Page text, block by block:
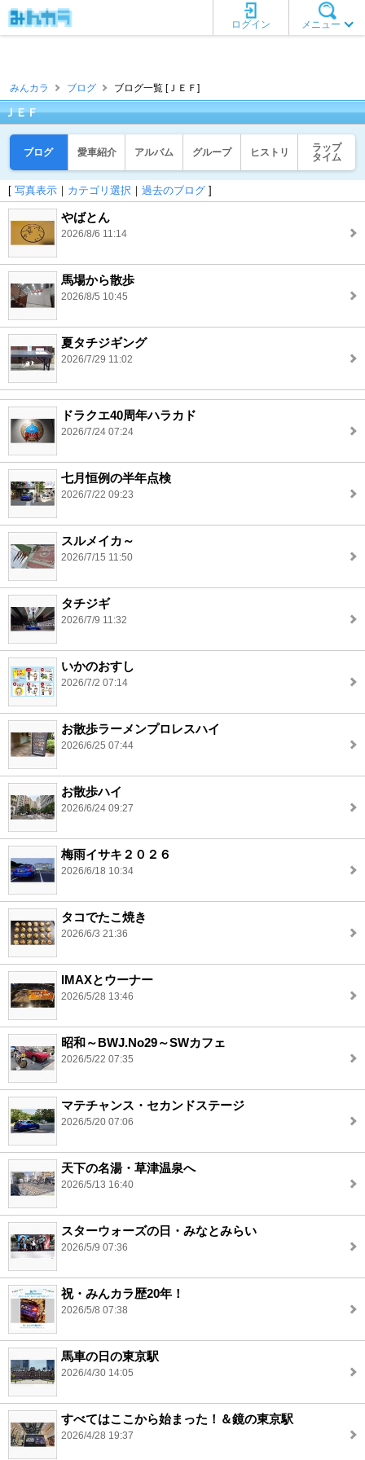
メニュー
ログイン
みんカラ ブログ ブログ一覧 [ＪＥＦ]
ＪＥＦ
ブログ 愛車紹介 アルバム グループ ヒストリ
ラップ
タイム
[ 写真表示 ｜ カテゴリ選択 ｜ 過去のブログ ]
やばとん
2026/8/6 11:14
馬場から散歩
2026/8/5 10:45
夏タチジギング
2026/7/29 11:02
ドラクエ40周年ハラカド
2026/7/24 07:24
七月恒例の半年点検
2026/7/22 09:23
スルメイカ～
2026/7/15 11:50
タチジギ
2026/7/9 11:32
いかのおすし
2026/7/2 07:14
お散歩ラーメンプロレスハイ
2026/6/25 07:44
お散歩ハイ
2026/6/24 09:27
梅雨イサキ２０２６
2026/6/18 10:34
タコでたこ焼き
2026/6/3 21:36
IMAXとウーナー
2026/5/28 13:46
昭和～BWJ.No29～SWカフェ
2026/5/22 07:35
マテチャンス・セカンドステージ
2026/5/20 07:06
天下の名湯・草津温泉へ
2026/5/13 16:40
スターウォーズの日・みなとみらい
2026/5/9 07:36
祝・みんカラ歴20年！
2026/5/8 07:38
馬車の日の東京駅
2026/4/30 14:05
すべてはここから始まった！＆鏡の東京駅
2026/4/28 19:37